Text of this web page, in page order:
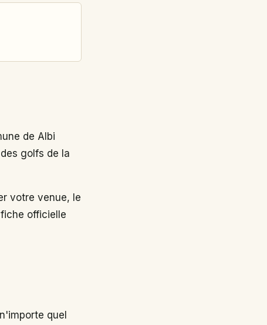
de Albi
golfs de la
votre venue, le
officielle
quel